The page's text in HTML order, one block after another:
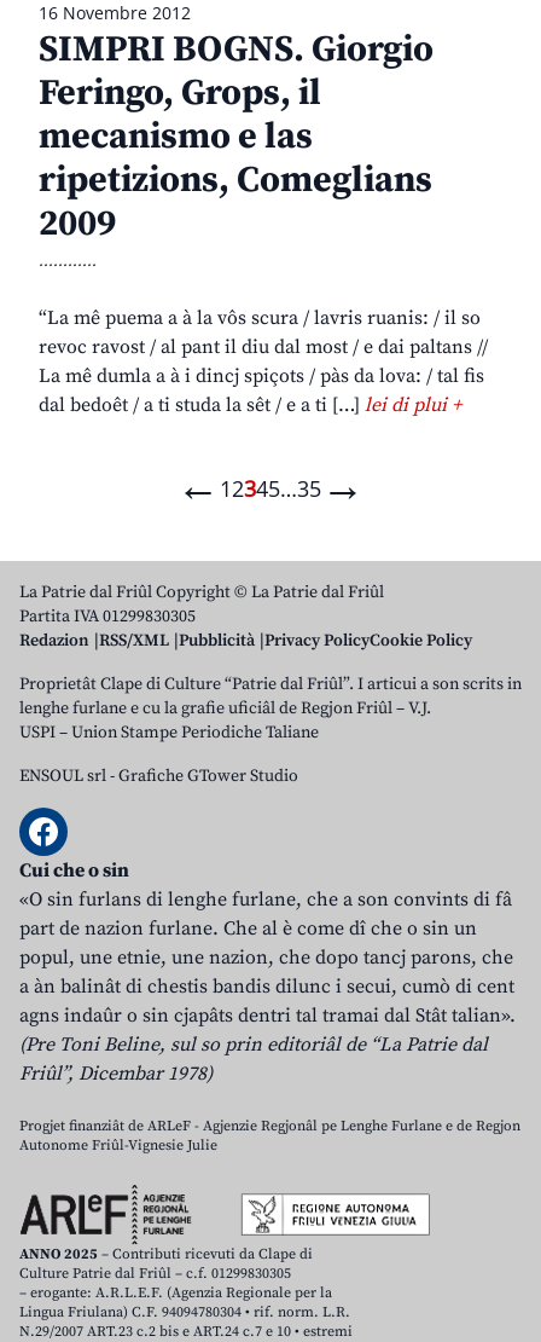
16 Novembre 2012
SIMPRI BOGNS. Giorgio
Feringo, Grops, il
mecanismo e las
ripetizions, Comeglians
2009
............
“La mê puema a à la vôs scura / lavris ruanis: / il so
revoc ravost / al pant il diu dal most / e dai paltans //
La mê dumla a à i dincj spiçots / pàs da lova: / tal fis
dal bedoêt / a ti studa la sêt / e a ti […] lei di plui +
← 12345…35 →
La Patrie dal Friûl Copyright © La Patrie dal Friûl
Partita IVA 01299830305
Redazion RSS/XML Pubblicità Privacy PolicyCookie Policy
Proprietât Clape di Culture “Patrie dal Friûl”. I articui a son scrits in
lenghe furlane e cu la grafie uficiâl de Regjon Friûl – V.J.
USPI – Union Stampe Periodiche Taliane
ENSOUL srl-Grafiche GTower Studio
Cui che o sin
«O sin furlans di lenghe furlane, che a son convints di fâ
part de nazion furlane. Che al è come dî che o sin un
popul, une etnie, une nazion, che dopo tancj parons, che
a àn balinât di chestis bandis dilunc i secui, cumò di cent
agns indaûr o sin cjapâts dentri tal tramai dal Stât talian».
(Pre Toni Beline, sul so prin editoriâl de “La Patrie dal
Friûl”, Dicembar 1978)
Progjet finanziât de ARLeF - Agjenzie Regjonâl pe Lenghe Furlane e de Regjon
Autonome Friûl-Vignesie Julie
ANNO 2025 – Contributi ricevuti da Clape di
Culture Patrie dal Friûl – c.f. 01299830305
– erogante: A.R.L.E.F. (Agenzia Regionale per la
Lingua Friulana) C.F. 94094780304 • rif. norm. L.R.
N.29/2007 ART.23 c.2 bis e ART.24 c.7 e 10 • estremi